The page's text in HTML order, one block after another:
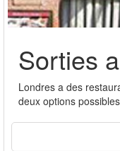
Sorties
Londres a des
deux options